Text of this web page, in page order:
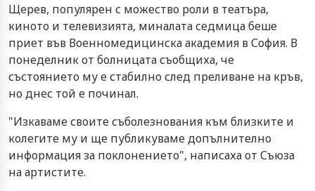
Щерев, популярен с можество роли в театъра,
киното и телевизията, миналата седмица беше
приет във Военномедицинска академия в София. В
понеделник от болницата съобщиха, че
състоянието му е стабилно след преливане на кръв,
но днес той е починал.
"Изкаваме своите съболезнования към близките и
колегите му и ще публикуваме допълнително
информация за поклонението", написаха от Съюза
на артистите.